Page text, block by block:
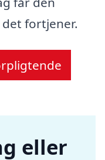
fortjener.
eller